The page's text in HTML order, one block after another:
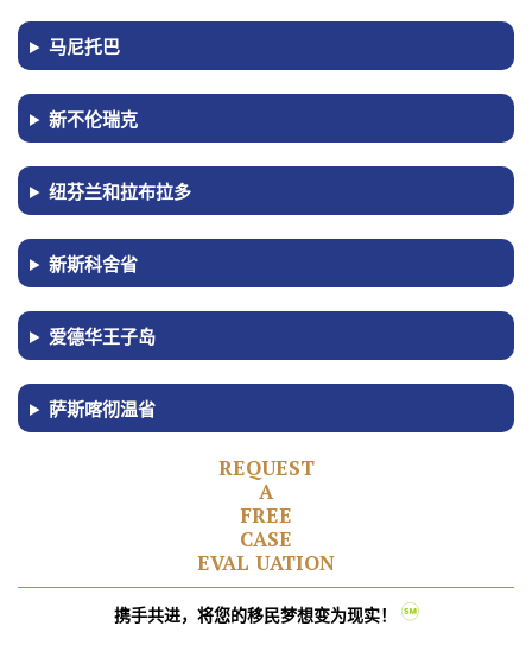
马尼托巴
新不伦瑞克
纽芬兰和拉布拉多
新斯科舍省
爱德华王子岛
萨斯喀彻温省
REQUEST
A
FREE
CASE
EVAL UATION
携手共进，将您的移民梦想变为现实！